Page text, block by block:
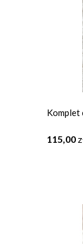
Komplet
115,00